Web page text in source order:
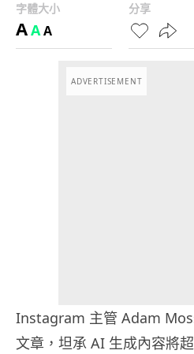
字體大小
AAA
分享
ADVERTISEMENT
Instagram 主管 Adam
文章，坦承 AI 生成內容將